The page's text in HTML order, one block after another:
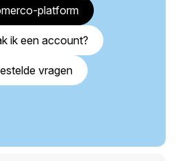
platform
ik een account?
vragen